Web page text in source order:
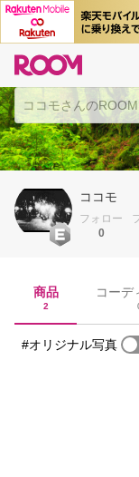
ココモ
フォロー
0
商品
2
コーデ
#オリジナル写真